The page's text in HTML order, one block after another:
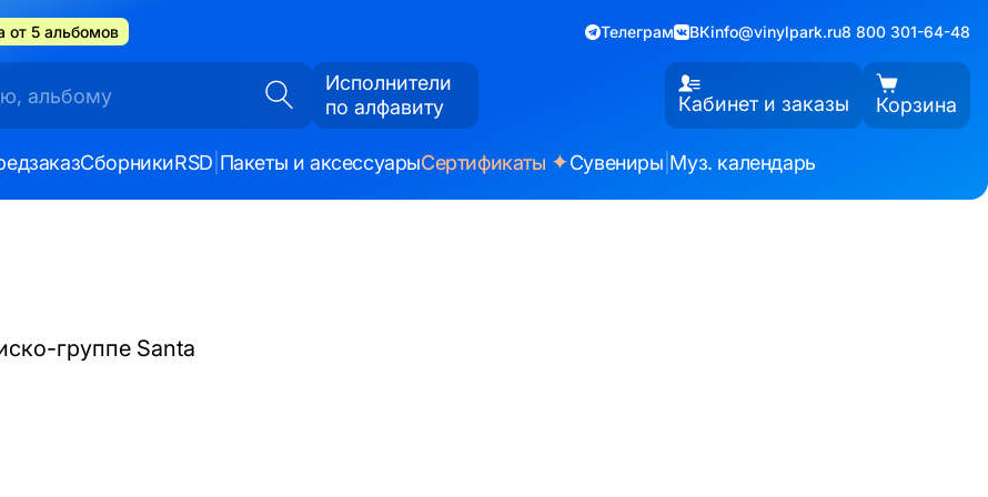
от 5 альбомов Телеграм ВКinfo@vinylpark.ru8 800 301-64-48
Исполнители
по алфавиту
Кабинет и заказы Корзина
СборникиRSD Пакеты и аксессуарыСертификаты ✦Сувениры Муз. календарь
группе Santa